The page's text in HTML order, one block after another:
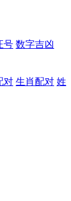
号 数字吉凶
对 生肖配对 姓